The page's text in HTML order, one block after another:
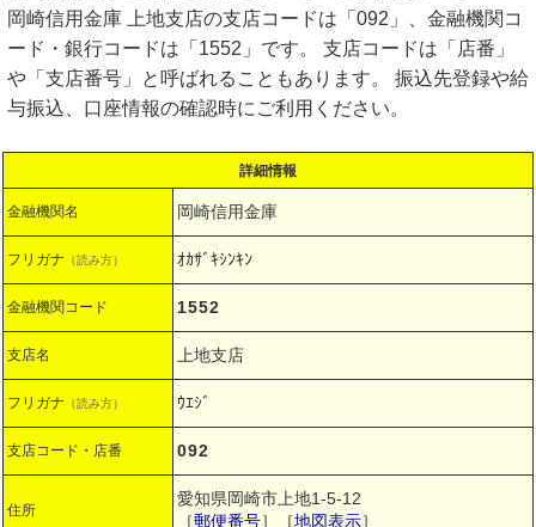
岡崎信用金庫 上地支店の支店コードは「092」、金融機関コ
ード・銀行コードは「1552」です。 支店コードは「店番」
や「支店番号」と呼ばれることもあります。 振込先登録や給
与振込、口座情報の確認時にご利用ください。
詳細情報
金融機関名 岡崎信用金庫
フリガナ （読み方） ｵｶｻﾞｷｼﾝｷﾝ
金融機関コード 1552
支店名 上地支店
フリガナ （読み方） ｳｴｼﾞ
支店コード・店番 092
住所
愛知県岡崎市上地1-5-12
［郵便番号］［地図表示］